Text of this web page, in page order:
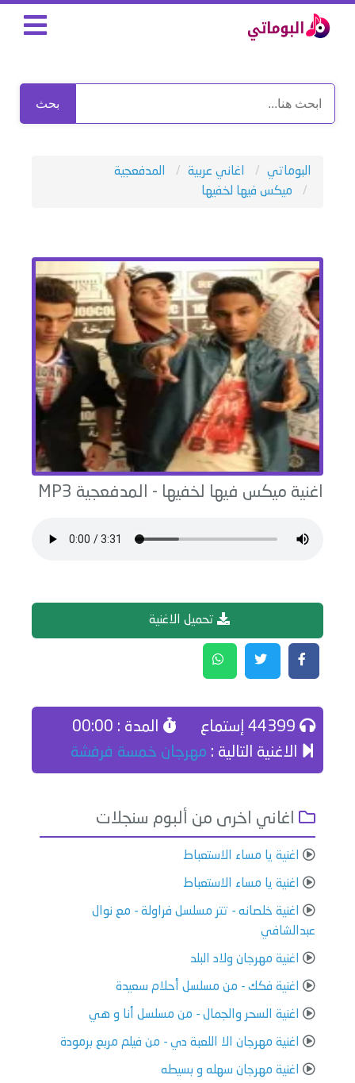
بحث
البوماتي اغاني عربية
المدفعجية
ميكس فيها لخفيها
اغنية ميكس فيها لخفيها - المدفعجية
تحميل الاغنية
المدة : 00:00
الاغنية التالية : مهرجان خمسة فرفشة
اغاني اخرى من ألبوم سنجلات
اغنية يا مساء الاستعباط
اغنية يا مساء الاستعباط
اغنية خلصانه - تتر مسلسل فراولة - مع نوال
عبدالشافي
اغنية مهرجان ولاد البلد
اغنية فكك - من مسلسل أحلام سعيدة
اغنية السحر والجمال - من مسلسل أنا و هي
اغنية مهرجان الا اللعبة دي - من فيلم مربع برمودة
اغنية مهرجان سهله و بسيطه